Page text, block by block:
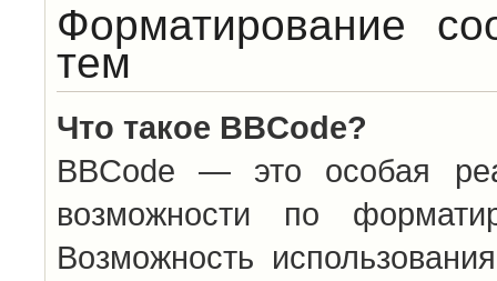
Форматирование
тем
Что такое BBCode?
BBCode — это особая
возможности по
Возможность